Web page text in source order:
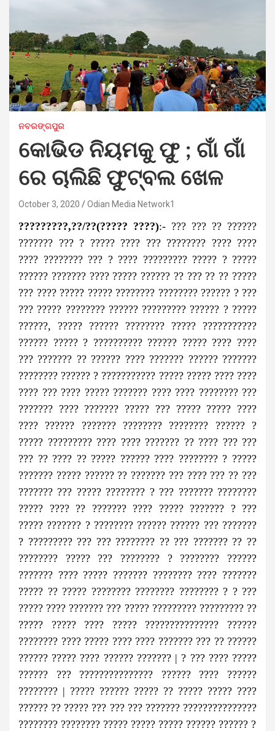
ନବରଙ୍ଗପୁର
କୋଭିଡ ନିୟମକୁ ଫୁ ; ଗାଁ ଗାଁ
ରେ ଚାଲିଛି ଫୁଟ୍‌ବଲ ଖେଳ
October 3, 2020 Odian Media Network1
?????????,??/??(????? ????):- ??? ??? ?? ??????
??????? ??? ? ????? ???? ??? ???????? ???? ????
???? ???????? ??? ? ???? ????????? ????? ? ?????
?????? ??????? ???? ????? ?????? ?? ??? ?? ?? ?????
??? ???? ????? ????? ???????? ???????? ?????? ? ???
??? ????? ???????? ?????? ????????? ?????? ? ?????
??????, ????? ?????? ???????? ????? ???????????
?????? ????? ? ?????????? ?????? ????? ???? ????
??? ??????? ?? ?????? ???? ??????? ?????? ???????
???????? ?????? ? ??????????? ????? ????? ???? ????
???? ??? ???? ????? ??????? ???? ???? ???????? ???
??????? ???? ??????? ????? ??? ????? ????? ????
???? ?????? ??????? ???????? ???????? ?????? ?
????? ????????? ???? ???? ??????? ?? ???? ??? ???
??? ?? ???? ?? ????? ?????? ???? ???????? ? ?????
??????? ????? ?????? ?? ??????? ??? ???? ??? ?? ???
??????? ??? ????? ???????? ? ??? ??????? ????????
????? ???? ?? ??????? ???? ????? ??????? ? ???
????? ??????? ? ???????? ?????? ?????? ??? ???????
? ????????? ??? ??? ???????? ?? ??? ??????? ?? ??
???????? ????? ??? ???????? ? ???????? ??????
??????? ???? ????? ??????? ???????? ???? ???????
????? ?? ????? ???????? ???????? ???????? ? ? ???
????? ???? ??????? ??? ????? ????????? ????????? ??
????? ????? ???? ????? ??????????????? ??????
???????? ???? ????? ???? ???? ??????? ??? ?? ??????
?????? ????? ???? ?????? ??????? | ? ??? ???? ?????
?????? ??? ??????????????? ?????? ???? ??????
???????? | ????? ?????? ????? ?? ????? ????? ????
?????? ?? ????? ??? ??? ??? ??????? ???????????????
???????? ???????? ????? ????? ????? ?????? ?????? ?